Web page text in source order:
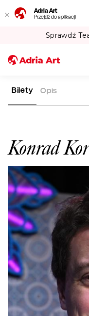
Adria Art
Przejdź do aplikacji
Sprawdź
ADRIA ART
Konrad
Bilety Opis